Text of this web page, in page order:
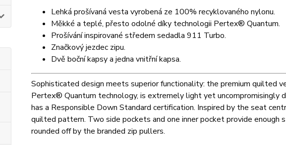
Lehká prošívaná vesta vyrobená ze 100% recyklovaného nylonu.
Měkké a teplé, přesto odolné díky technologii Pertex® Quantum.
Prošívání inspirované středem sedadla 911 Turbo.
Značkový jezdec zipu.
Dvě boční kapsy a jedna vnitřní kapsa.
Sophisticated design meets superior functionality: the premium quilted
Pertex® Quantum technology, is extremely light yet uncompromisingly
has a Responsible Down Standard certification. Inspired by the seat
quilted pattern. Two side pockets and one inner pocket provide
rounded off by the branded zip pullers.